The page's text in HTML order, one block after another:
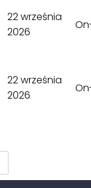
22 września
2026
22 września
2026